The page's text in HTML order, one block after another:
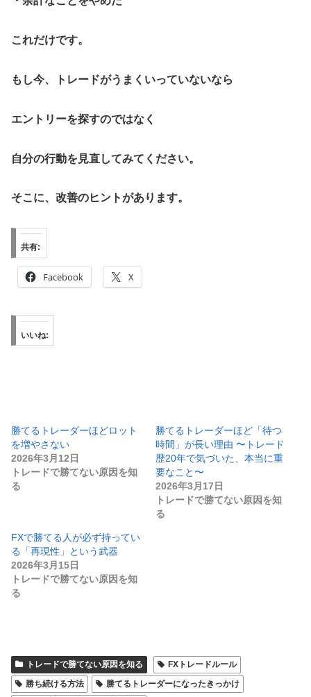
これだけです。
もし今、トレードがうまくいっていないなら
エントリーを探すのではなく
自分の行動を見直してみてください。
そこに、改善のヒントがあります。
共有:
Facebook X
いいね:
勝てるトレーダーほどロット
を増やさない
2026年3月12日
トレードで勝てない原因を知
る
勝てるトレーダーほど「待つ
時間」が長い理由 〜トレード
歴20年で気づいた、本当に重
要なこと〜
2026年3月17日
トレードで勝てない原因を知
る
FXで勝てる人が必ず持ってい
る「再現性」という武器
2026年3月15日
トレードで勝てない原因を知
る
トレードで勝てない原因を知る
FXトレードルール
勝ち続ける方法
勝てるトレーダーになったきっかけ